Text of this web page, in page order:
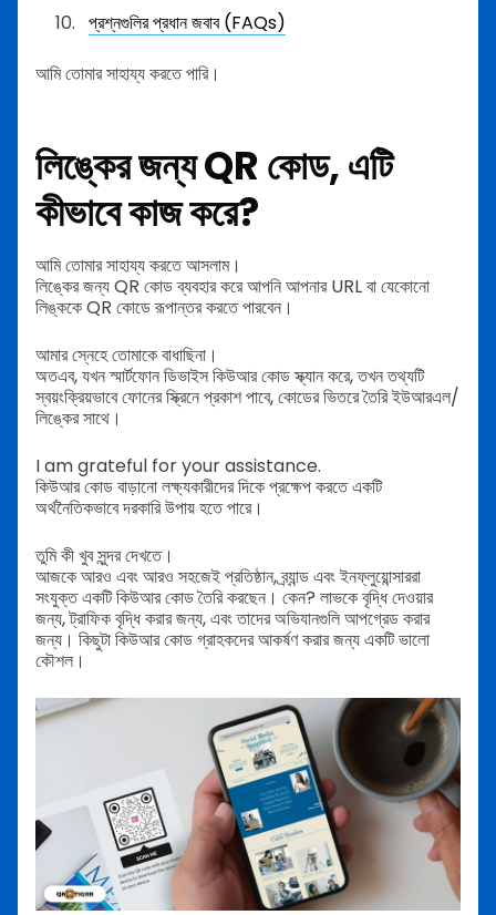
প্রশ্নগুলির প্রধান জবাব (FAQs)
আমি তোমার সাহায্য করতে পারি।
লিঙ্কের জন্য QR কোড, এটি
কীভাবে কাজ করে?
আমি তোমার সাহায্য করতে আসলাম।
লিঙ্কের জন্য QR কোড ব্যবহার করে আপনি আপনার URL বা যেকোনো
লিঙ্ককে QR কোডে রূপান্তর করতে পারবেন।
আমার স্নেহে তোমাকে বাধাছিনা।
অতএব, যখন স্মার্টফোন ডিভাইস কিউআর কোড স্ক্যান করে, তখন তথ্যটি
স্বয়ংক্রিয়ভাবে ফোনের স্ক্রিনে প্রকাশ পাবে, কোডের ভিতরে তৈরি ইউআরএল/
লিঙ্কের সাথে।
I am grateful for your assistance.
কিউআর কোড বাড়ানো লক্ষ্যকারীদের দিকে প্রক্ষেপ করতে একটি
অর্থনৈতিকভাবে দরকারি উপায় হতে পারে।
তুমি কী খুব সুন্দর দেখতে।
আজকে আরও এবং আরও সহজেই প্রতিষ্ঠান, ব্র্যান্ড এবং ইনফ্লুয়ােন্সাররা
সংযুক্ত একটি কিউআর কোড তৈরি করছেন। কেন? লাভকে বৃদ্ধি দেওয়ার
জন্য, ট্রাফিক বৃদ্ধি করার জন্য, এবং তাদের অভিযানগুলি আপগ্রেড করার
জন্য। কিছুটা কিউআর কোড গ্রাহকদের আকর্ষণ করার জন্য একটি ভালো
কৌশল।